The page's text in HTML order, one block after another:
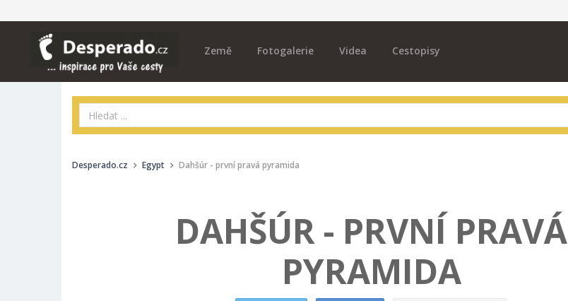
Země Fotogalerie Videa Cestopisy
Desperado.cz Egypt Dahšúr - první pravá pyramida
DAHŠÚR - PRVNÍ PRAVÁ
PYRAMIDA